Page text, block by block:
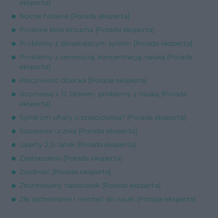
eksperta]
Nocne histerie [Porada eksperta]
Poranne bóle brzucha [Porada eksperta]
Problemy z dorastającym synem [Porada eksperta]
Problemy z sennością, koncentracją, nauką [Porada
eksperta]
Płaczliwość dziecka [Porada eksperta]
Rozmowa z 12 latkiem, problemy z nauką [Porada
eksperta]
Syndrom ofiary u sześciolatka? [Porada eksperta]
Szarpanie ucznia [Porada eksperta]
Uparty 2,5- latek [Porada eksperta]
Zastraszanie [Porada eksperta]
Zazdrość [Porada eksperta]
Zbuntowany nastolatek [Porada eksperta]
Złe zachowanie i niechęć do nauki [Porada eksperta]